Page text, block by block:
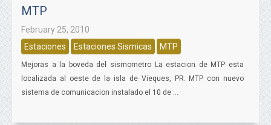
MTP
February 25, 2010
Estaciones
Estaciones Sismicas MTP
Mejoras a la boveda del sismometro La estacion de MTP esta
localizada al oeste de la isla de Vieques, PR. MTP con nuevo
sistema de comunicacion instalado el 10 de ...